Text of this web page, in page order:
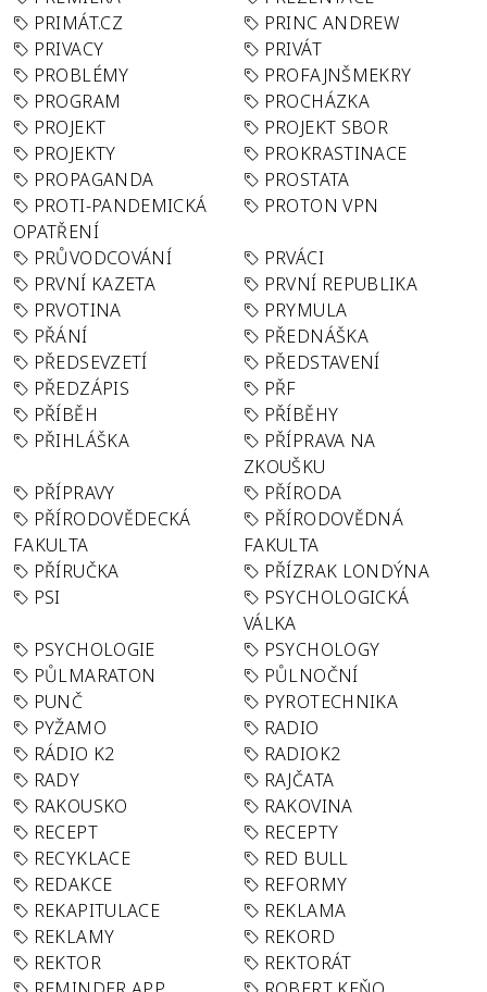
PRIMÁT.CZ
PRINC ANDREW
PRIVACY
PRIVÁT
PROBLÉMY
PROFAJNŠMEKRY
PROGRAM
PROCHÁZKA
PROJEKT
PROJEKT SBOR
PROJEKTY
PROKRASTINACE
PROPAGANDA
PROSTATA
PROTI-PANDEMICKÁ
OPATŘENÍ
PROTON VPN
PRŮVODCOVÁNÍ
PRVÁCI
PRVNÍ KAZETA
PRVNÍ REPUBLIKA
PRVOTINA
PRYMULA
PŘÁNÍ
PŘEDNÁŠKA
PŘEDSEVZETÍ
PŘEDSTAVENÍ
PŘEDZÁPIS
PŘF
PŘÍBĚH
PŘÍBĚHY
PŘIHLÁŠKA
PŘÍPRAVA NA
ZKOUŠKU
PŘÍPRAVY
PŘÍRODA
PŘÍRODOVĚDECKÁ
FAKULTA
PŘÍRODOVĚDNÁ
FAKULTA
PŘÍRUČKA
PŘÍZRAK LONDÝNA
PSI
PSYCHOLOGICKÁ
VÁLKA
PSYCHOLOGIE
PSYCHOLOGY
PŮLMARATON
PŮLNOČNÍ
PUNČ
PYROTECHNIKA
PYŽAMO
RADIO
RÁDIO K2
RADIOK2
RADY
RAJČATA
RAKOUSKO
RAKOVINA
RECEPT
RECEPTY
RECYKLACE
RED BULL
REDAKCE
REFORMY
REKAPITULACE
REKLAMA
REKLAMY
REKORD
REKTOR
REKTORÁT